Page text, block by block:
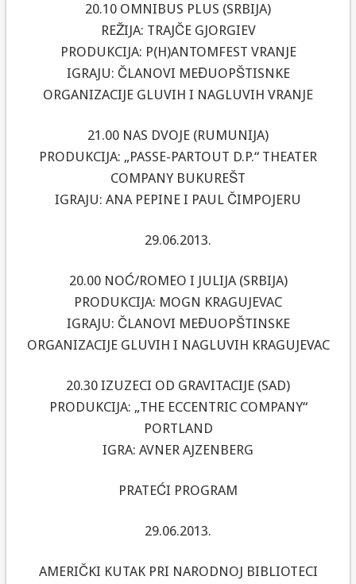
20.10 OMNIBUS PLUS (SRBIJA)
REŽIJA: TRAJČE GJORGIEV
PRODUKCIJA: P(H)ANTOMFEST VRANJE
IGRAJU: ČLANOVI MEĐUOPŠTISNKE
ORGANIZACIJE GLUVIH I NAGLUVIH VRANJE
21.00 NAS DVOJE (RUMUNIJA)
PRODUKCIJA: „PASSE-PARTOUT D.P.“ THEATER
COMPANY BUKUREŠT
IGRAJU: ANA PEPINE I PAUL ČIMPOJERU
29.06.2013.
20.00 NOĆ/ROMEO I JULIJA (SRBIJA)
PRODUKCIJA: MOGN KRAGUJEVAC
IGRAJU: ČLANOVI MEĐUOPŠTINSKE
ORGANIZACIJE GLUVIH I NAGLUVIH KRAGUJEVAC
20.30 IZUZECI OD GRAVITACIJE (SAD)
PRODUKCIJA: „THE ECCENTRIC COMPANY“
PORTLAND
IGRA: AVNER AJZENBERG
PRATEĆI PROGRAM
29.06.2013.
AMERIČKI KUTAK PRI NARODNOJ BIBLIOTECI